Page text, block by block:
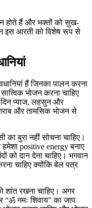
होते हैं और भक्तों को सुख-
इस आरती को विशेष रूप से
हैं जिनका पालन करना
भोजन करना चाहिए
दिन प्याज, लहसुन और
और तामसिक भोजन से
बुरा नहीं सोचना चाहिए।
positive energy बनाए
को दान देना चाहिए। भगवान
चाहिए क्योंकि बेल पत्र
शांत रखना चाहिए। अगर
“ॐ नमः शिवाय” का जाप